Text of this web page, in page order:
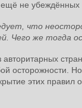
ещё не убеждённых
что
Чего же тогда
осторожности.
этих